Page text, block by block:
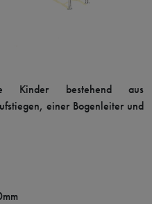
Kinder bestehend aus
einer Bogenleiter und